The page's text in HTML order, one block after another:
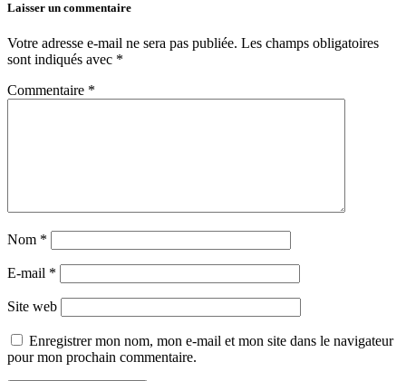
Laisser un commentaire
Votre adresse e-mail ne sera pas publiée. Les champs obligatoires
sont indiqués avec *
Commentaire *
Nom *
E-mail *
Site web
Enregistrer mon nom, mon e-mail et mon site dans le navigateur
pour mon prochain commentaire.